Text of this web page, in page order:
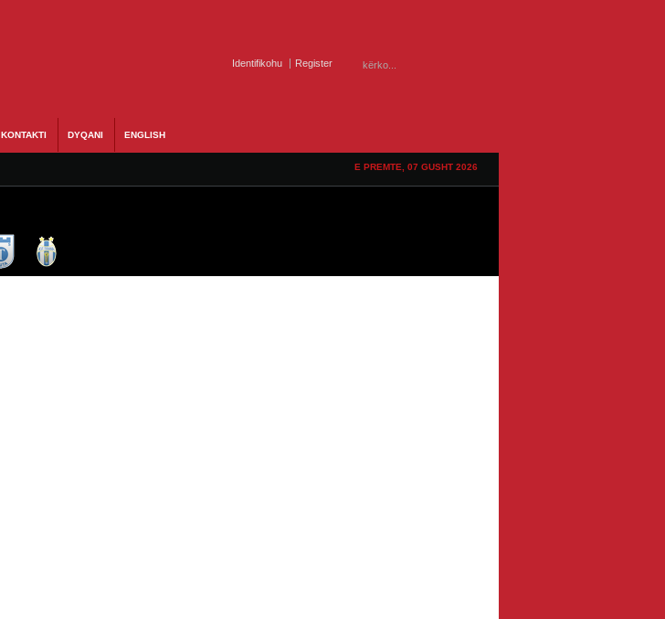
Identifikohu Register
KONTAKTI DYQANI ENGLISH
E PREMTE, 07 GUSHT 2026